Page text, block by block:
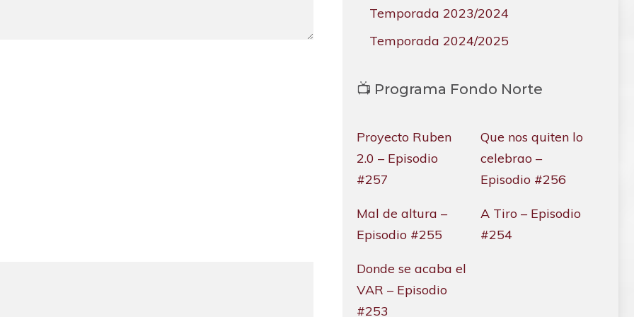
Temporada 2023/2024
Temporada 2024/2025
📺 Programa Fondo Norte
Proyecto Ruben
2.0 – Episodio
#257
Que nos quiten lo
celebrao –
Episodio #256
Mal de altura –
Episodio #255
A Tiro – Episodio
#254
Donde se acaba el
VAR – Episodio
#253